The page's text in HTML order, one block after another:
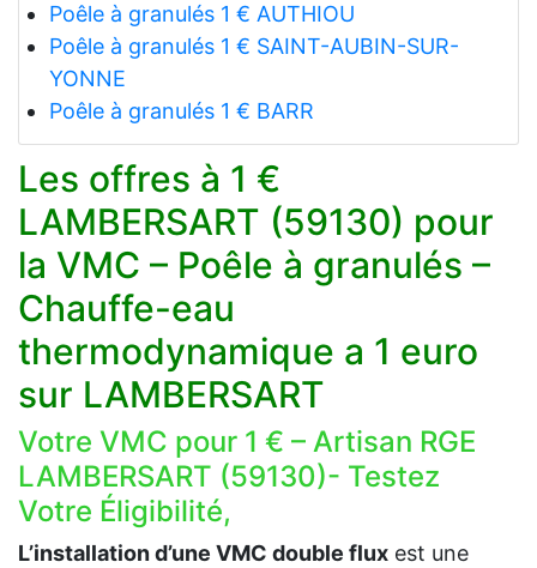
Poêle à granulés 1 € AUTHIOU
Poêle à granulés 1 € SAINT-AUBIN-SUR-
YONNE
Poêle à granulés 1 € BARR
Les offres à 1 €
LAMBERSART (59130) pour
la VMC – Poêle à granulés –
Chauffe-eau
thermodynamique a 1 euro
sur LAMBERSART
Votre VMC pour 1 € – Artisan RGE
LAMBERSART (59130)- Testez
Votre Éligibilité,
L’installation d’une VMC double flux est une